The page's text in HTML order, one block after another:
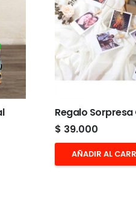
Regalo
$ 39.000
AÑADIR AL